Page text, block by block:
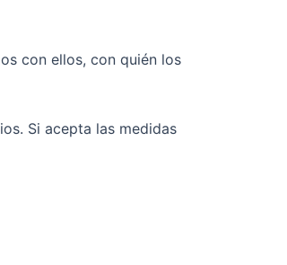
con ellos, con quién los
Si acepta las medidas